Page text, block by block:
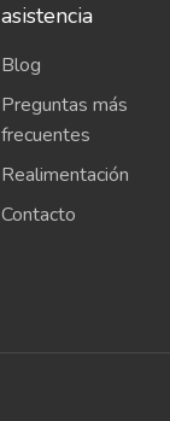
asistencia
Blog
Preguntas más
frecuentes
Realimentación
Contacto